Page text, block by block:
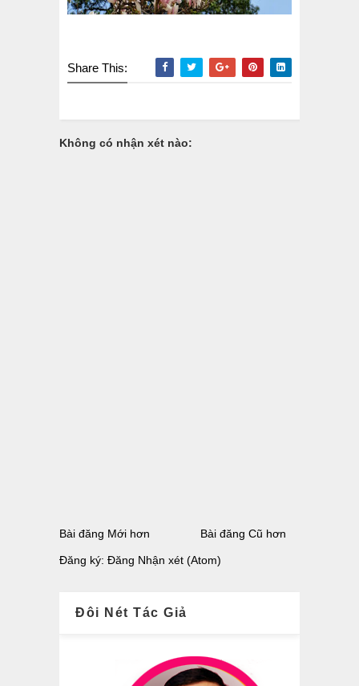
Share This:
Không có nhận xét nào:
Bài đăng Mới hơn Bài đăng Cũ hơn
Đăng ký: Đăng Nhận xét (Atom)
Đôi Nét Tác Giả